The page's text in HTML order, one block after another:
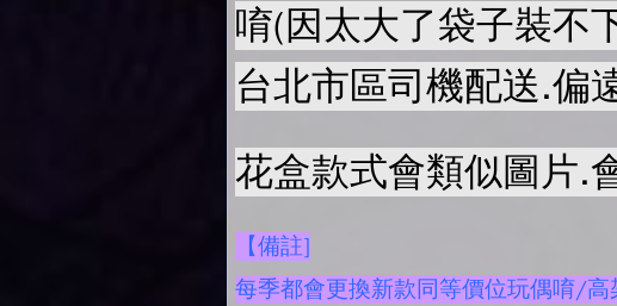
唷(因太大了袋子裝不
台北市區司機配送.偏
花盒款式會類似圖片.
【備註]
每季都會更換新款同等價位玩偶唷/